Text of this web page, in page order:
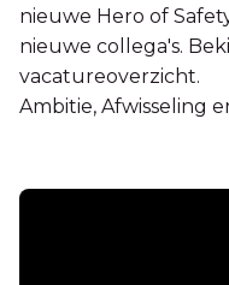
nieuwe Hero of
nieuwe collega's.
vacatureoverzicht.
Ambitie, Afwisseling